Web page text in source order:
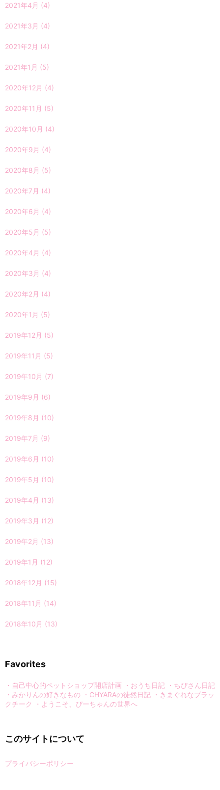
2021年4月 (4)
2021年3月 (4)
2021年2月 (4)
2021年1月 (5)
2020年12月 (4)
2020年11月 (5)
2020年10月 (4)
2020年9月 (4)
2020年8月 (5)
2020年7月 (4)
2020年6月 (4)
2020年5月 (5)
2020年4月 (4)
2020年3月 (4)
2020年2月 (4)
2020年1月 (5)
2019年12月 (5)
2019年11月 (5)
2019年10月 (7)
2019年9月 (6)
2019年8月 (10)
2019年7月 (9)
2019年6月 (10)
2019年5月 (10)
2019年4月 (13)
2019年3月 (12)
2019年2月 (13)
2019年1月 (12)
2018年12月 (15)
2018年11月 (14)
2018年10月 (13)
Favorites
・自己中心的ペットショップ開店計画 ・おうち日記 ・ちぴさん日記
・みかりんの好きなもの ・CHYARAの徒然日記 ・きまぐれなブラッ
クチーク
・ようこそ、ぴーちゃんの世界へ
このサイトについて
プライバシーポリシー